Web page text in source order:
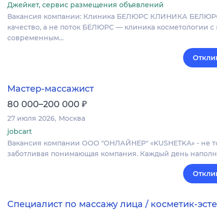
Джейкет, сервис размещения объявлений
Вакансия компании: Клиника БЕЛЮРС КЛИНИКА БЕЛЮРС
качество, а не поток БЕЛЮРС — клиника косметологии
современным…
Мастер-массажист
80 000–200 000 ₽
27 июля 2026 Москва
jobcart
Вакансия компании ООО "ОНЛАЙНЕР" «KUSHETKA» - не
заботливая понимающая компания. Каждый день
Специалист по массажу лица / косметик-